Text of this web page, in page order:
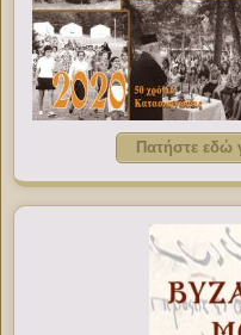
Πατήστε εδώ